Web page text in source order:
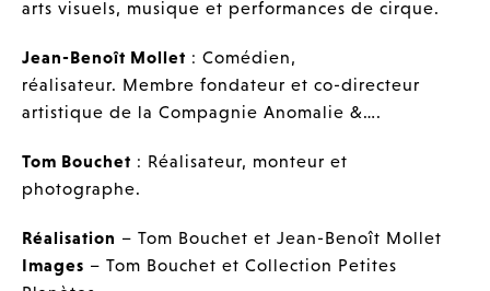
arts visuels, musique et performances de cirque.
Jean-Benoît Mollet : Comédien,
réalisateur. Membre fondateur et co-directeur
artistique de la Compagnie Anomalie &….
Tom Bouchet : Réalisateur, monteur et
photographe.
Réalisation – Tom Bouchet et Jean-Benoît Mollet
Images – Tom Bouchet et Collection Petites